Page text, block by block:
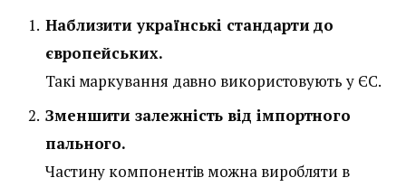
Наблизити українські стандарти до
європейських.
Такі маркування давно використовують у ЄС.
Зменшити залежність від імпортного
пального.
Частину компонентів можна виробляти в